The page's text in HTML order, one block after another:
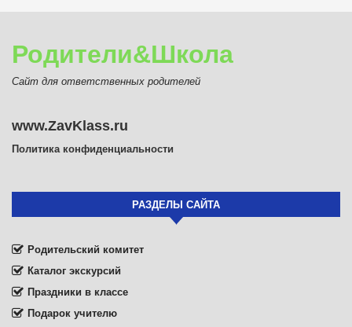
Родители&Школа
Сайт для ответственных родителей
www.ZavKlass.ru
Политика конфиденциальности
РАЗДЕЛЫ САЙТА
Родительский комитет
Каталог экскурсий
Праздники в классе
Подарок учителю